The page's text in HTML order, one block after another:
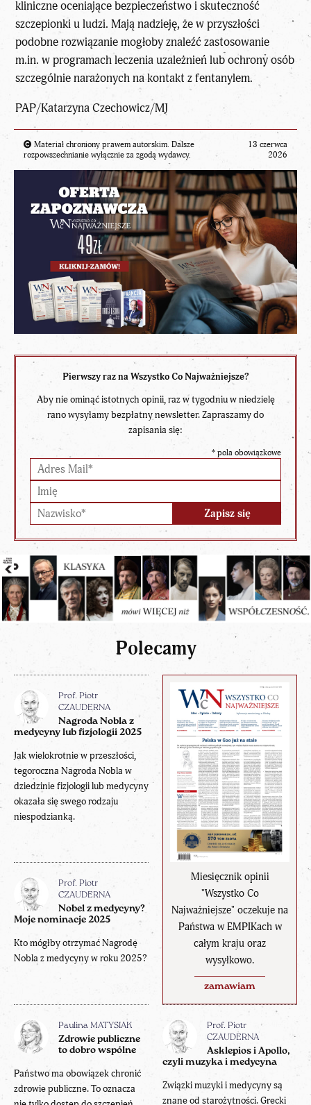
kliniczne oceniające bezpieczeństwo i skuteczność
szczepionki u ludzi. Mają nadzieję, że w przyszłości
podobne rozwiązanie mogłoby znaleźć zastosowanie
m.in. w programach leczenia uzależnień lub ochrony osób
szczególnie narażonych na kontakt z fentanylem.
PAP/Katarzyna Czechowicz/MJ
Materiał chroniony prawem autorskim. Dalsze
rozpowszechnianie wyłącznie za zgodą wydawcy.
13 czerwca
2026
Pierwszy raz na Wszystko Co Najważniejsze?
Aby nie ominąć istotnych opinii, raz w tygodniu w niedzielę
rano wysyłamy bezpłatny newsletter. Zapraszamy do
zapisania się:
* pola obowiązkowe
Polecamy
Miesięcznik opinii
"Wszystko Co
Najważniejsze" oczekuje na
Państwa w EMPIKach w
całym kraju oraz
wysyłkowo.
zamawiam
Prof. Piotr
CZAUDERNA
Nagroda Nobla z
medycyny lub fizjologii 2025
Jak wielokrotnie w przeszłości,
tegoroczna Nagroda Nobla w
dziedzinie fizjologii lub medycyny
okazała się swego rodzaju
niespodzianką.
Prof. Piotr
CZAUDERNA
Nobel z medycyny?
Moje nominacje 2025
Kto mógłby otrzymać Nagrodę
Nobla z medycyny w roku 2025?
Paulina MATYSIAK
Zdrowie publiczne
to dobro wspólne
Państwo ma obowiązek chronić
zdrowie publiczne. To oznacza
Prof. Piotr
CZAUDERNA
Asklepios i Apollo,
czyli muzyka i medycyna
Związki muzyki i medycyny są
znane od starożytności. Grecki